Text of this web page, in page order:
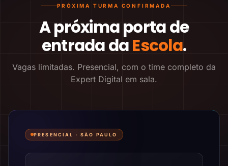
PRÓXIMA TURMA CONFIRMADA
A próxima porta de
entrada daEscola.
Vagas limitadas. Presencial, com o time completo da
Expert Digital em sala.
PRESENCIAL ·SÃO PAULO